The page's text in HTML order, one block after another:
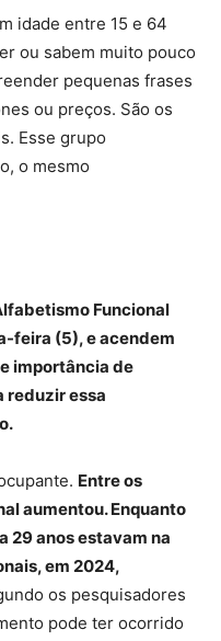
idade entre 15 e 64
ou sabem muito pouco
pequenas frases
ou preços. São os
Esse grupo
o mesmo
Funcional
feira (5), e acendem
importância de
reduzir essa
Entre os
aumentou. Enquanto
29 anos estavam na
em 2024,
os pesquisadores
pode ter ocorrido